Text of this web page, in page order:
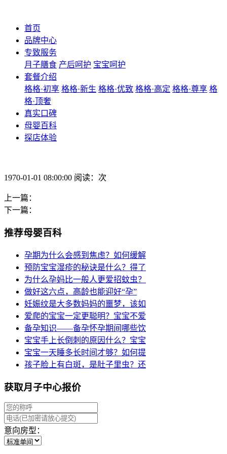
首页
品牌中心
专致服务
月子膳食 产后呵护 宝宝呵护
套餐介绍
格格·初享 格格·新生 格格·优致 格格·高定 格格·尊享 格
格·顶奢
真实口碑
母婴百科
探店体验
1970-01-01 08:00:00 阅读：次
上一篇：
下一篇：
推荐母婴百科
孕期为什么会感到焦虑？如何缓解
预防宝宝湿疹的秘诀是什么？得了
为什么孕妈比一般人更爱招蚊虫？
做好这六点，高龄也能迎好“孕”
妊娠纹是大多数妈妈的噩梦，该如
爱爬的宝宝一定更聪明？宝宝不爱
备孕知识——备孕怀孕期间哪些饮
宝宝手上长倒刺的原因什么？宝宝
宝宝一天睡多长时间才够？如何提
孩子脸上有白斑，是肚子里虫？还
获取月子中心报价
意向房型：